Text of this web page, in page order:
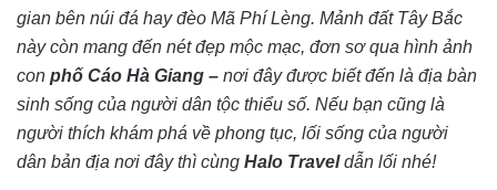
gian bên núi đá hay đèo Mã Phí Lèng. Mảnh đất Tây Bắc
này còn mang đến nét đẹp mộc mạc, đơn sơ qua hình ảnh
con phố Cáo Hà Giang – nơi đây được biết đến là địa bàn
sinh sống của người dân tộc thiểu số. Nếu bạn cũng là
người thích khám phá về phong tục, lối sống của người
dân bản địa nơi đây thì cùng Halo Traveldẫn lối nhé!